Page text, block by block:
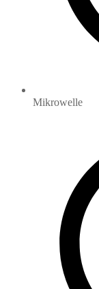
Mikrowelle